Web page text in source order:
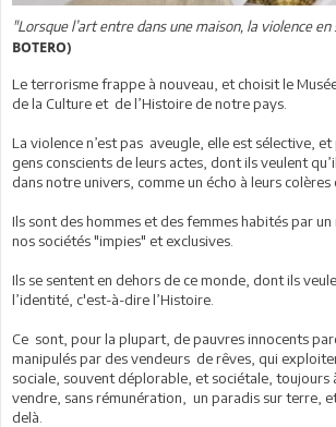
"Lorsque l’art entre dans une maison, la violence
BOTERO)
Le terrorisme frappe à nouveau, et choisit le
de la Culture et de l’Histoire de notre pays.
La violence n’est pas aveugle, elle est sélective,
gens conscients de leurs actes, dont ils veulent
dans notre univers, comme un écho à leurs colères
Ils sont des hommes et des femmes habités par
nos sociétés "impies" et exclusives.
Ils se sentent en dehors de ce monde, dont ils
l’identité, c'est-à-dire l’Histoire.
Ce sont, pour la plupart, de pauvres innocents
manipulés par des vendeurs de rêves, qui
sociale, souvent déplorable, et sociétale, toujours
vendre, sans rémunération, un paradis sur terre, et
delà.